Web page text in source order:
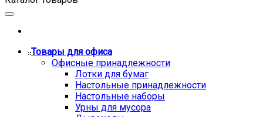
Товары для офиса
Офисные принадлежности
Лотки для бумаг
Настольные принадлежности
Настольные наборы
Урны для мусора